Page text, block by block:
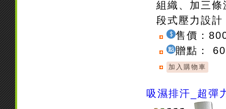
組織、加三
段式壓力設
售價：
贈點：
吸濕排汗_超彈